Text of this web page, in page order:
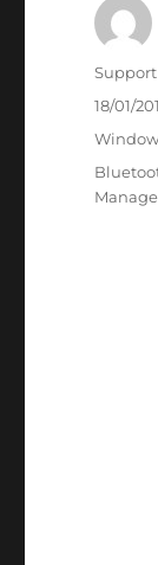
Author
Support
Posted
on
18/01/
Tags